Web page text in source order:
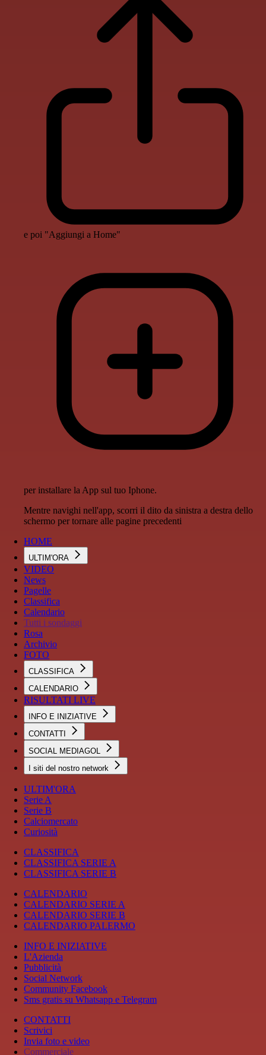
e poi "Aggiungi a Home"
per installare la App sul tuo Iphone.
Mentre navighi nell'app, scorri il dito da sinistra a destra dello
schermo per tornare alle pagine precedenti
HOME
ULTIM'ORA
VIDEO
News
Pagelle
Classifica
Calendario
Tutti i sondaggi
Rosa
Archivio
FOTO
CLASSIFICA
CALENDARIO
RISULTATI LIVE
INFO E INIZIATIVE
CONTATTI
SOCIAL MEDIAGOL
I siti del nostro network
ULTIM'ORA
Serie A
Serie B
Calciomercato
Curiosità
CLASSIFICA
CLASSIFICA SERIE A
CLASSIFICA SERIE B
CALENDARIO
CALENDARIO SERIE A
CALENDARIO SERIE B
CALENDARIO PALERMO
INFO E INIZIATIVE
L'Azienda
Pubblicità
Social Network
Community Facebook
Sms gratis su Whatsapp e Telegram
CONTATTI
Scrivici
Invia foto e video
Commerciale